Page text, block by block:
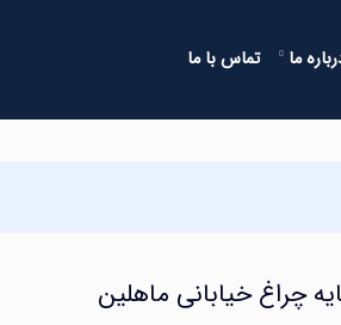
ما تماس با ما
چراغ خیابانی ماهلین